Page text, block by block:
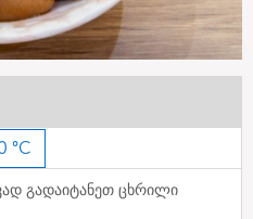
°C
გადაიტანეთ ცხრილი